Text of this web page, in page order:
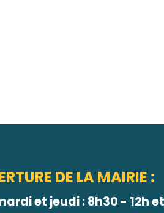
DE LA MAIRIE :
et jeudi : 8h30 - 12h et